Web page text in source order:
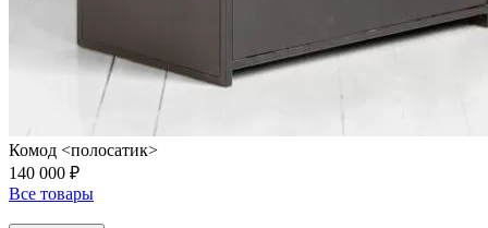
Комод <полосатик>
140 000 ₽
Все товары